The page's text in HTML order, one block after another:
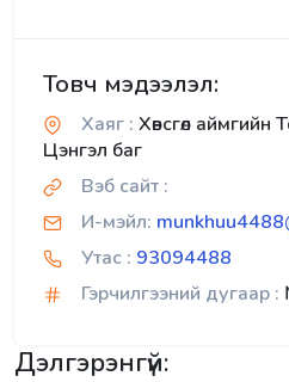
Товч мэдээлэл:
Хаяг : Хөвсгөл
Цэнгэл баг
Вэб сайт :
И-мэйл:
Утас : 93094488
Гэрчилгээний дугаар :
Дэлгэрэнгүй: